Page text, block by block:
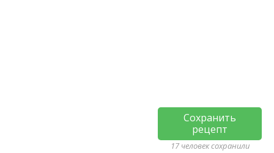
Сохранить
рецепт
17 человек сохранили